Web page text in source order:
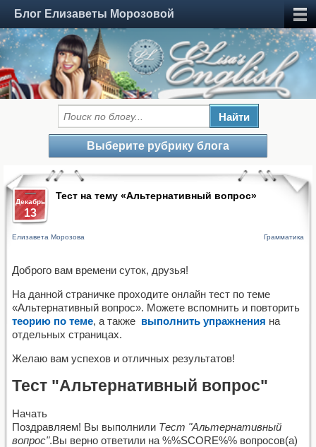
Блог Елизаветы Морозовой
Выберите рубрику блога
Декабрь
13
Тест на тему «Альтернативный вопрос»
Елизавета Морозова Грамматика
Доброго вам времени суток, друзья!
На данной страничке проходите онлайн тест по теме
«Альтернативный вопрос». Можете вспомнить и повторить
теорию по теме, а также выполнить упражнения на
отдельных страницах.
Желаю вам успехов и отличных результатов!
Тест "Альтернативный вопрос"
Начать
Поздравляем! Вы выполнили Тест "Альтернативный
вопрос".Вы верно ответили на %%SCORE%% вопросов(а)